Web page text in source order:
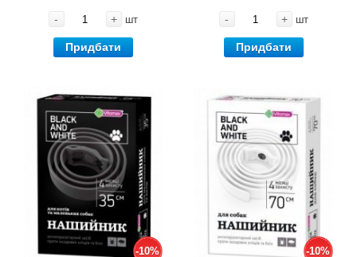
- + шт
Придбати
- + шт
Придбати
-10%
-10% -10%
-10%
Товари для гризунів
Товари для коней
Товари для людей
Хозряд - господарчі товари оптом
Популярні зоотоварі
Архів / Знято з виробництва